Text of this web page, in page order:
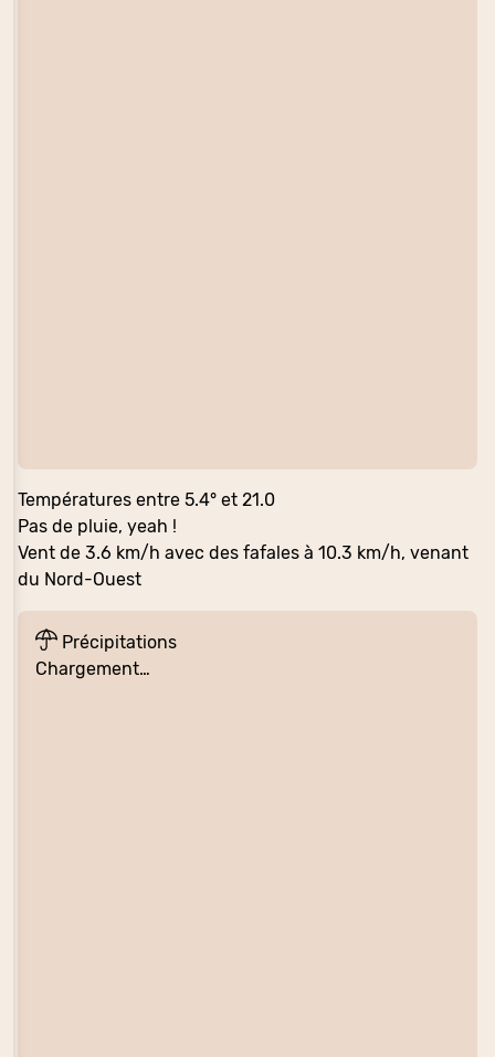
Températures entre 5.4° et 21.0
Pas de pluie, yeah !
Vent de 3.6 km/h avec des fafales à 10.3 km/h, venant
du Nord-Ouest
Précipitations
Chargement…